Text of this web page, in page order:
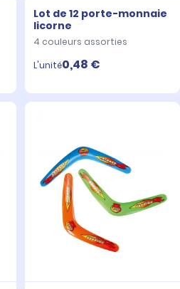
Lot de 12 porte-monnaie
licorne
4 couleurs assorties
L'unité0,48 €